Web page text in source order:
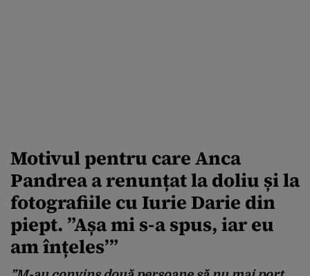
Motivul pentru care Anca
Pandrea a renunțat la doliu și la
fotografiile cu Iurie Darie din
piept. ”Așa mi s-a spus, iar eu
am înțeles’”